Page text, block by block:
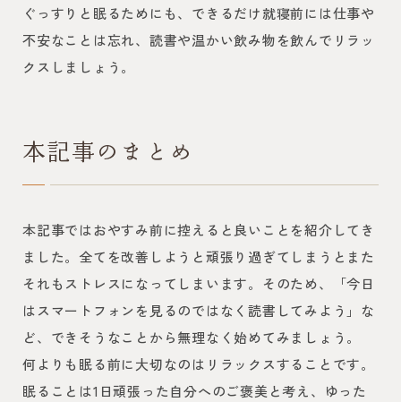
ぐっすりと眠るためにも、できるだけ就寝前には仕事や
不安なことは忘れ、読書や温かい飲み物を飲んでリラッ
クスしましょう。
本記事のまとめ
本記事ではおやすみ前に控えると良いことを紹介してき
ました。全てを改善しようと頑張り過ぎてしまうとまた
それもストレスになってしまいます。そのため、「今日
はスマートフォンを見るのではなく読書してみよう」な
ど、できそうなことから無理なく始めてみましょう。
何よりも眠る前に大切なのはリラックスすることです。
眠ることは1日頑張った自分へのご褒美と考え、ゆった